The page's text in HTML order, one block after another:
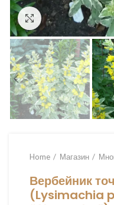
Увеличить
Home Магазин
Вербейник
(Lysimachia